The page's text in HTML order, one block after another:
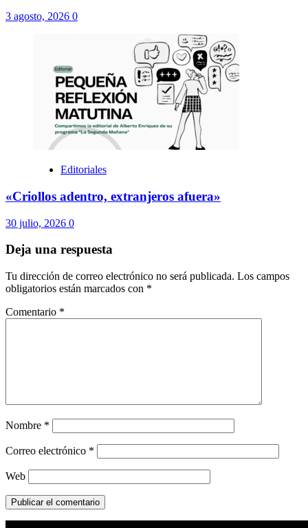
3 agosto, 2026 0
Editoriales
«Criollos adentro, extranjeros afuera»
30 julio, 2026 0
Deja una respuesta
Tu dirección de correo electrónico no será publicada. Los campos
obligatorios están marcados con *
Comentario *
Nombre *
Correo electrónico *
Web